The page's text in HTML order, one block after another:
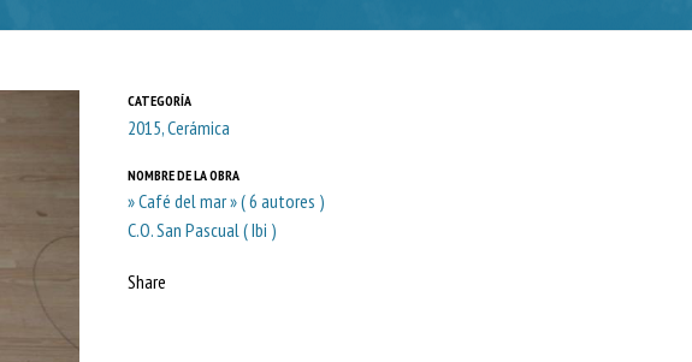
CATEGORÍA
2015, Cerámica
NOMBRE DE LA OBRA
» Café del mar » ( 6 autores )
C.O. San Pascual ( Ibi )
Share